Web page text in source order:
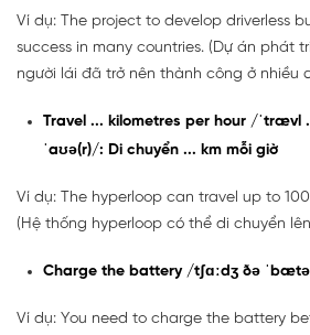
Ví dụ: The project to develop driverless
success in many countries. (Dự án phát
người lái đã trở nên thành công ở nhiều
Travel ... kilometres per hour /ˈtrævl
ˈaʊə(r)/: Di chuyển ... km mỗi giờ
Ví dụ: The hyperloop can travel up to
(Hệ thống hyperloop có thể di chuyển
Charge the battery /tʃɑːdʒ ðə
Ví dụ: You need to charge the battery